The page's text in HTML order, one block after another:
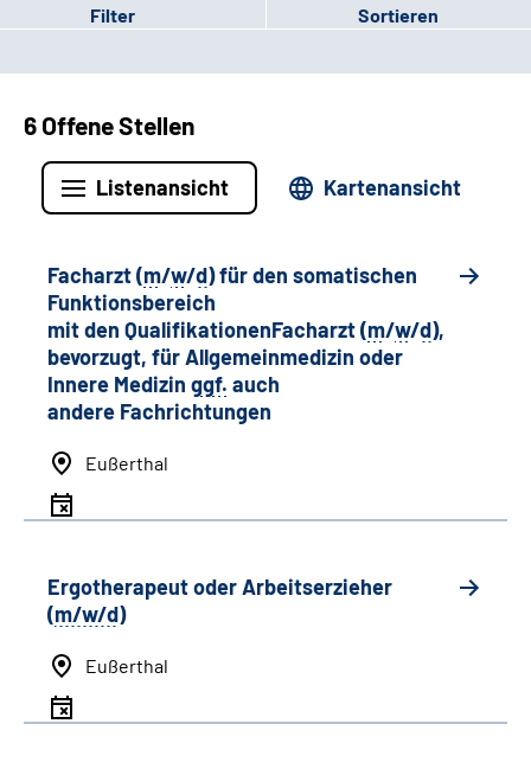
Filter Sortieren
6 Offene Stellen
Listenansicht Kartenansicht
Facharzt (m/w/d) für den somatischen
Funktionsbereich
mit den QualifikationenFacharzt (m/w/d),
bevorzugt, für Allgemeinmedizin oder
Innere Medizin ggf. auch
andere Fachrichtungen
Eußerthal
Ergotherapeut oder Arbeitserzieher
(m/w/d)
Eußerthal